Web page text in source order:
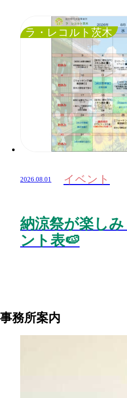
ラ・レコルト茨木
2026.08.01 イベント
納涼祭が楽し
ント表🍉
事務所案内